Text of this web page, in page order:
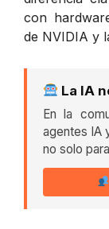
con
de NVIDIA y
La IA
En la
agentes IA
no solo